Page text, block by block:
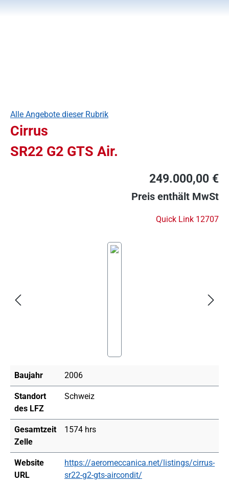
Alle Angebote dieser Rubrik
Cirrus
SR22 G2 GTS Air.
249.000,00 €
Preis enthält MwSt
Quick Link 12707
Baujahr 2006
Standort
des LFZ
Schweiz
Gesamtzeit
Zelle
1574 hrs
Website
URL
https://aeromeccanica.net/listings/cirrus-
sr22-g2-gts-aircondit/